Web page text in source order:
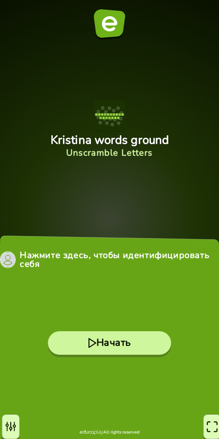
Kristina words ground
Unscramble Letters
Нажмите здесь, чтобы идентифицировать
себя
Начать
All rights reserved